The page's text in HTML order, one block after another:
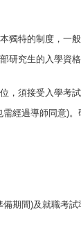
特的制度，一
研究生的入學資
，須接受入學考試
經過導師同意)
期間)及就職考試